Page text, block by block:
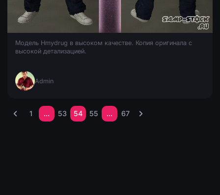
Hmydrug ( HQ )
Модель Hmydrug в высоком качестве. Копия оригинала с
высокой детализацией.
Admin
1 ... 53 54 55 ... 67